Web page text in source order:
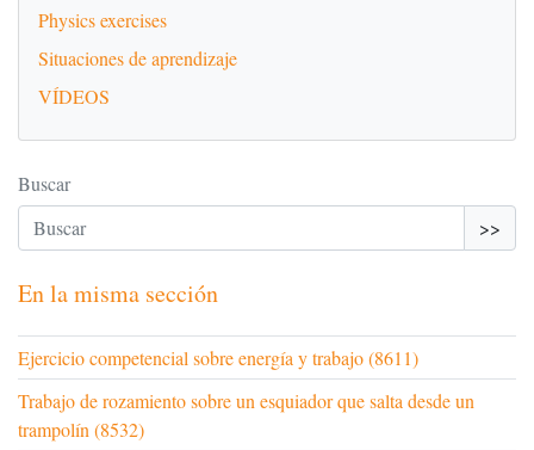
Physics exercises
Situaciones de aprendizaje
VÍDEOS
Buscar
>>
En la misma sección
Ejercicio competencial sobre energía y trabajo (8611)
Trabajo de rozamiento sobre un esquiador que salta desde un
trampolín (8532)